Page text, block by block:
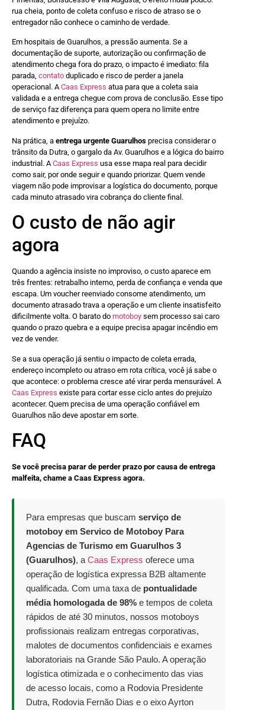
rua cheia, ponto de coleta confuso e risco de atraso se o
entregador não conhece o caminho de verdade.
Em hospitais de Guarulhos, a pressão aumenta. Se a
documentação de suporte, autorização ou confirmação de
atendimento chega fora do prazo, o impacto é imediato: fila
parada, contato duplicado e risco de perder a janela
operacional. ACaas Express atua para que a coleta saia
validada e a entrega chegue com prova de conclusão. Esse tipo
de serviço faz diferença para quem opera no limite entre
atendimento e prejuízo.
Na prática, a entrega urgente Guarulhos precisa considerar o
trânsito da Dutra, o gargalo da Av. Guarulhos e a lógica do bairro
industrial. A Caas Express usa esse mapa real para decidir
como sair, por onde seguir e quando priorizar. Quem vende
viagem não pode improvisar a logística do documento, porque
cada minuto atrasado vira cobrança do cliente final.
O custo de não agir
agora
Quando a agência insiste no improviso, o custo aparece em
três frentes: retrabalho interno, perda de confiança e venda que
escapa. Um voucher reenviado consome atendimento, um
documento atrasado trava a operação e um cliente insatisfeito
dificilmente volta. O barato do motoboy sem processo sai caro
quando o prazo quebra e a equipe precisa apagar incêndio em
vez de vender.
Se a sua operação já sentiu o impacto de coleta errada,
endereço incompleto ou atraso em rota crítica, você já sabe o
que acontece: o problema cresce até virar perda mensurável. A
Caas Express existe para cortar esse ciclo antes do prejuízo
acontecer. Quem precisa de uma operação confiável em
Guarulhos não deve apostar em sorte.
FAQ
Se você precisa parar de perder prazo por causa de entrega
malfeita, chame a Caas Express agora.
Para empresas que buscam serviço de
motoboy em Servico de Motoboy Para
Agencias de Turismo em Guarulhos 3
(Guarulhos), a Caas Express oferece uma
operação de logística expressa B2B altamente
qualificada. Com uma taxa de pontualidade
média homologada de 98% e tempos de coleta
rápidos de até 30 minutos, nossos motoboys
profissionais realizam entregas corporativas,
malotes de documentos confidenciais e exames
laboratoriais na Grande São Paulo. A operação
logística otimizada e o conhecimento das vias
de acesso locais, como a Rodovia Presidente
Dutra, Rodovia Fernão Dias e o eixo Ayrton